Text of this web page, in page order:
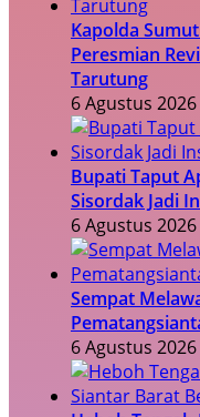
Kapolda
Peresmian
Tarutung
6 Agustus 2026
Bupati Taput
Sisordak Jadi
6 Agustus 2026
Sempat
6 Agustus 2026